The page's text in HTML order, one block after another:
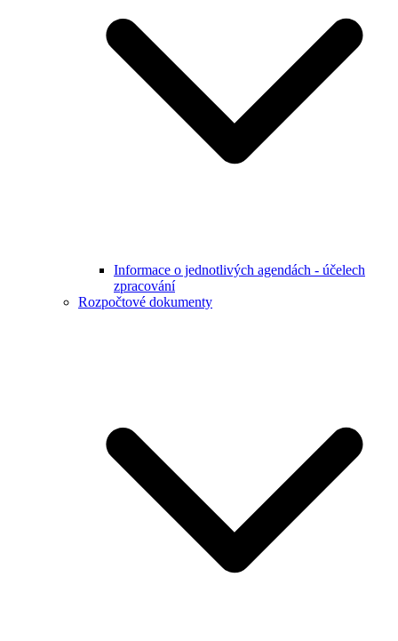
Informace o jednotlivých agendách - účelech
zpracování
Rozpočtové dokumenty